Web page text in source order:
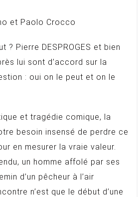
et Paolo Crocco
? Pierre DESPROGES et bien
lui sont d’accord sur la
: oui on le peut et on le
et tragédie comique, la
besoin insensé de perdre ce
en mesurer la vraie valeur.
un homme affolé par ses
d’un pêcheur à l’air
n’est que le début d’une